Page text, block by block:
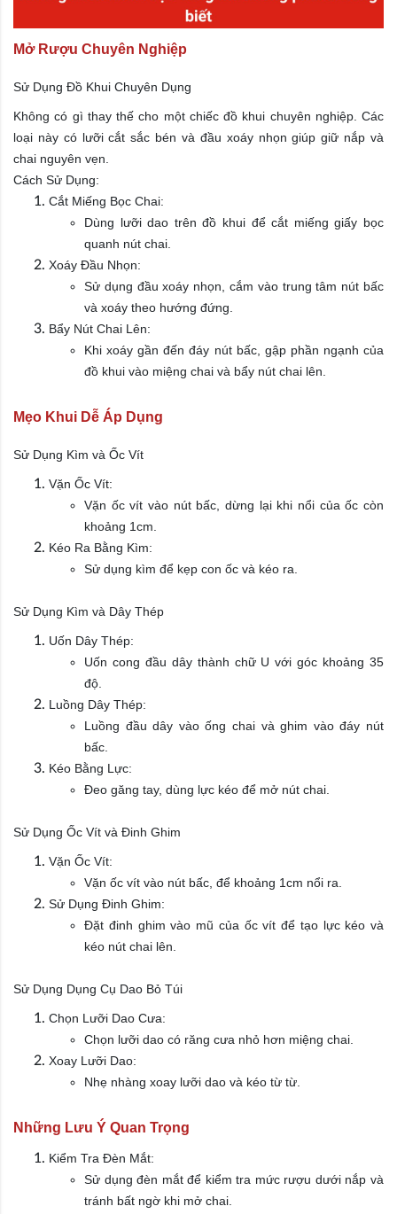
Mở Rượu Chuyên Nghiệp
Sử Dụng Đồ Khui Chuyên Dụng
Không có gì thay thế cho một chiếc đồ khui chuyên nghiệp. Các
loại này có lưỡi cắt sắc bén và đầu xoáy nhọn giúp giữ nắp và
chai nguyên vẹn.
Cách Sử Dụng:
Cắt Miếng Bọc Chai:
Dùng lưỡi dao trên đồ khui để cắt miếng giấy bọc
quanh nút chai.
Xoáy Đầu Nhọn:
Sử dụng đầu xoáy nhọn, cắm vào trung tâm nút bấc
và xoáy theo hướng đứng.
Bẩy Nút Chai Lên:
Khi xoáy gần đến đáy nút bấc, gập phần ngạnh của
đồ khui vào miệng chai và bẩy nút chai lên.
Mẹo Khui Dễ Áp Dụng
Sử Dụng Kìm và Ốc Vít
Vặn Ốc Vít:
Vặn ốc vít vào nút bấc, dừng lại khi nổi của ốc còn
khoảng 1cm.
Kéo Ra Bằng Kìm:
Sử dụng kìm để kẹp con ốc và kéo ra.
Sử Dụng Kìm và Dây Thép
Uốn Dây Thép:
Uốn cong đầu dây thành chữ U với góc khoảng 35
độ.
Luồng Dây Thép:
Luồng đầu dây vào ống chai và ghim vào đáy nút
bấc.
Kéo Bằng Lực:
Đeo găng tay, dùng lực kéo để mở nút chai.
Sử Dụng Ốc Vít và Đinh Ghim
Vặn Ốc Vít:
Vặn ốc vít vào nút bấc, để khoảng 1cm nổi ra.
Sử Dụng Đinh Ghim:
Đặt đinh ghim vào mũ của ốc vít để tạo lực kéo và
kéo nút chai lên.
Sử Dụng Dụng Cụ Dao Bỏ Túi
Chọn Lưỡi Dao Cưa:
Chọn lưỡi dao có răng cưa nhỏ hơn miệng chai.
Xoay Lưỡi Dao:
Nhẹ nhàng xoay lưỡi dao và kéo từ từ.
Những Lưu Ý Quan Trọng
Kiểm Tra Đèn Mắt:
Sử dụng đèn mắt để kiểm tra mức rượu dưới nắp và
tránh bất ngờ khi mở chai.